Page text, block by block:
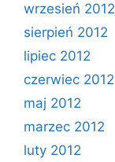
wrzesień 2012
sierpień 2012
lipiec 2012
czerwiec 2012
maj 2012
marzec 2012
luty 2012